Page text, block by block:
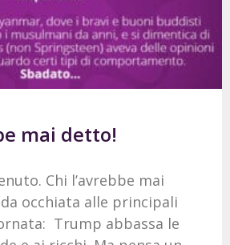
mai detto!
Chi l’avrebbe mai
occhiata alle principali
Trump abbassa le